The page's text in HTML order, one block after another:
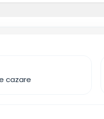
cazare